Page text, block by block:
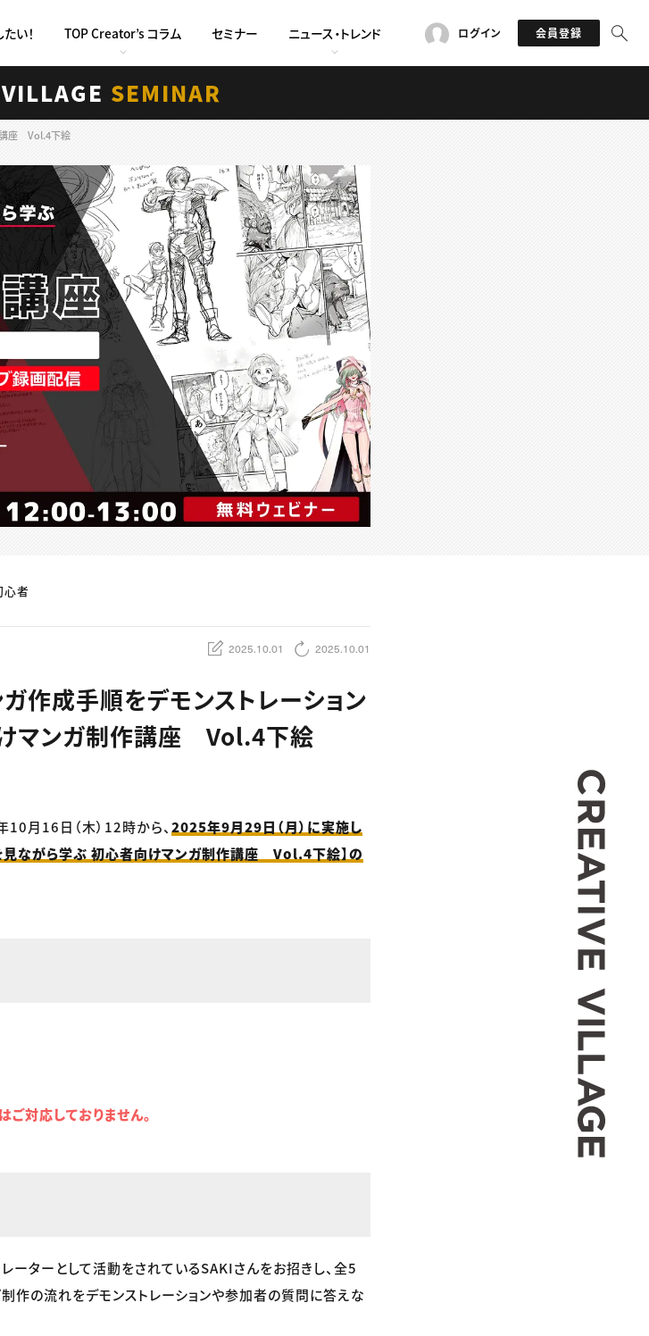
い！ TOP Creator’s コラム セミナー ニュース・トレンド ログイン 会員登録
SEMINAR
講座 Vol.4下絵
心者
2025.10.01 2025.10.01
ガ作成手順をデモンストレーション
マンガ制作講座 Vol.4下絵
10月16日（木）12時から、 2025年9月29日（月）に実施し
見ながら学ぶ 初心者向けマンガ制作講座 Vol.4下絵】の
対応しておりません。
レーターとして活動をされているSAKIさんをお招きし、全5
作の流れをデモンストレーションや参加者の質問に答えな